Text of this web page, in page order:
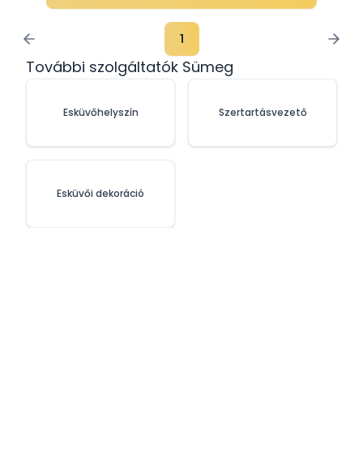
1
További szolgáltatók Sümeg
Esküvőhelyszín
Esküvői dekoráció
Szertartásvezető